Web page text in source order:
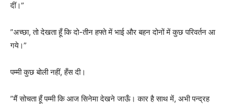
दीं।”
”अच्छा, तो देखता हूँ कि दो-तीन हफ्ते में भाई और बहन दोनों में कुछ परिवर्तन आ
गये।”
पम्मी कुछ बोली नहीं, हँस दी।
”मैं सोचता हूँ पम्मी कि आज सिनेमा देखने जाऊँ। कार है साथ में, अभी पन्द्रह